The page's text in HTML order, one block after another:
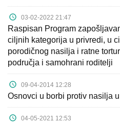
Pravna
pomoć
Antitrafiking
Kampanje
Dokumenti
03-02-2022 21:47
Raspisan Program
ciljnih kategorija u privredi, u
porodičnog nasilja i ratne
područja i samohrani roditelji
09-04-2014 12:28
Osnovci u borbi protiv nasilja
04-05-2021 12:53